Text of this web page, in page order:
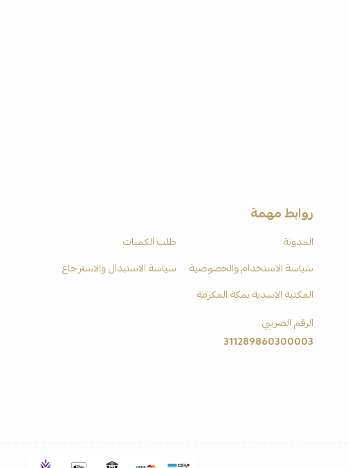
روابط مهمة
المدونة
طلب الكميات
سياسة الاستخدام والخصوصية
سياسة الاستبدال والاسترجاع
المكتبة الاسدية بمكة المكرمة
الرقم الضريبي
311289860300003